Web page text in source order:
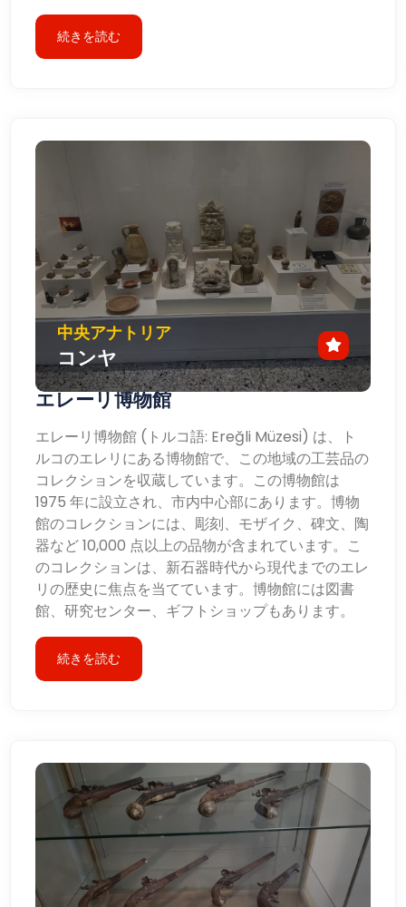
続きを読む
中央アナトリア
コンヤ
エレーリ博物館
エレーリ博物館 (トルコ語: Ereğli Müzesi) は、ト
ルコのエレリにある博物館で、この地域の工芸品の
コレクションを収蔵しています。この博物館は
1975 年に設立され、市内中心部にあります。博物
館のコレクションには、彫刻、モザイク、碑文、陶
器など 10,000 点以上の品物が含まれています。こ
のコレクションは、新石器時代から現代までのエレ
リの歴史に焦点を当てています。博物館には図書
館、研究センター、ギフトショップもあります。
続きを読む